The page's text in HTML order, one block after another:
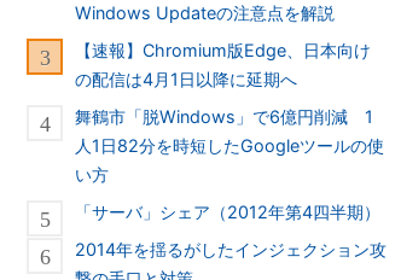
Windows Updateの注意点を解説
【速報】Chromium版Edge、日本向け
の配信は4月1日以降に延期へ
舞鶴市「脱Windows」で6億円削減 1
人1日82分を時短したGoogleツールの使
い方
「サーバ」シェア（2012年第4四半期）
2014年を揺るがしたインジェクション攻